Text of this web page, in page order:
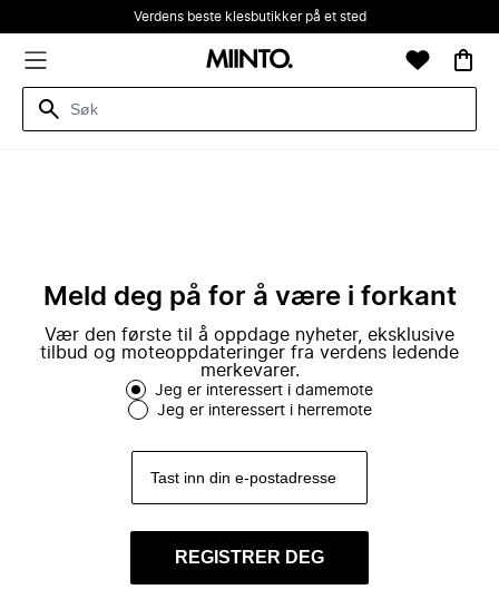
Verdens beste klesbutikker på et sted
Meld deg på for å være i forkant
Vær den første til å oppdage nyheter, eksklusive
tilbud og moteoppdateringer fra verdens ledende
merkevarer.
Jeg er interessert i damemote
Jeg er interessert i herremote
REGISTRER DEG